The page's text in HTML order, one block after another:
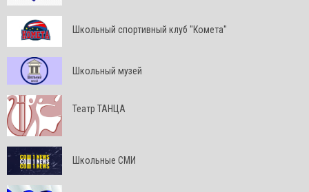
Школьный спортивный клуб "Комета"
Школьный музей
Театр ТАНЦА
Школьные СМИ